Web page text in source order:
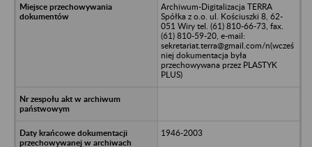
Archiwum-Digitalizacja TERRA
Spółka z o.o. ul. Kościuszki 8, 62-
051 Wiry tel. (61) 810-66-73, fax.
(61) 810-59-20, e-mail:
sekretariat.terra@gmail.com/n(wcześ
niej dokumentacja była
przechowywana przez PLASTYK
PLUS)
1946-2003